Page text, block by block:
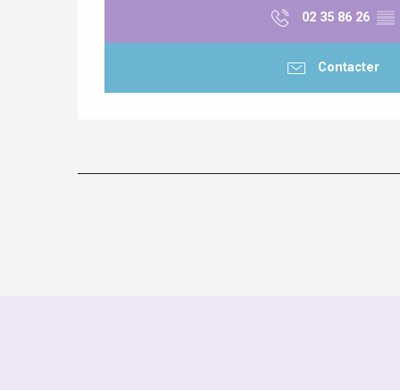
02 35 86 26 ▒▒
Contacter